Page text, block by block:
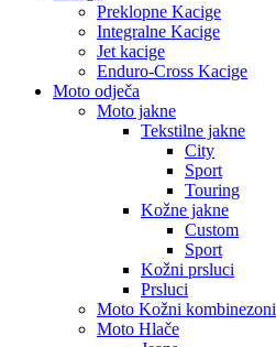
Preklopne Kacige
Integralne Kacige
Jet kacige
Enduro-Cross Kacige
Moto odječa
Moto jakne
Tekstilne jakne
City
Sport
Touring
Kožne jakne
Custom
Sport
Kožni prsluci
Prsluci
Moto Kožni kombinezoni
Moto Hlače